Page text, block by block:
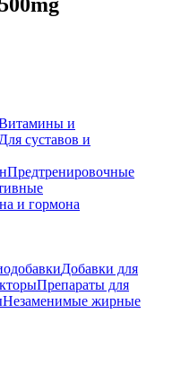
и
Для суставов и
Предтренировочные
и гормона
Добавки для
Препараты для
Незаменимые жирные